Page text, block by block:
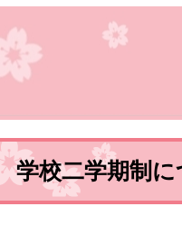
学校二学期制に